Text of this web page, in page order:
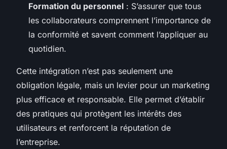
Formation du personnel : S’assurer que tous
les collaborateurs comprennent l’importance de
la conformité et savent comment l’appliquer au
quotidien.
Cette intégration n’est pas seulement une
obligation légale, mais un levier pour un marketing
plus efficace et responsable. Elle permet d’établir
des pratiques qui protègent les intérêts des
utilisateurs et renforcent la réputation de
l’entreprise.